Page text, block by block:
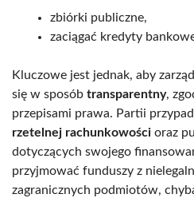
zbiórki publiczne,
zaciągać kredyty
Kluczowe jest jednak, aby
się w sposób transparentny,
przepisami prawa. Partii
rzetelnej rachunkowości oraz
dotyczących swojego
przyjmować funduszy z
zagranicznych podmiotów,